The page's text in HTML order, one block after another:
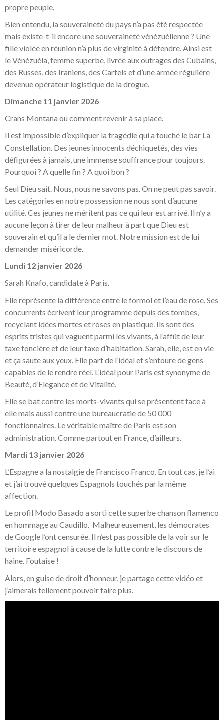
propre peuple.
Bien entendu, la souveraineté du pays n’a pas été respectée
mais existe-t-il encore une souveraineté vénézuélienne ? Une
fille violée en réunion n’a plus de virginité à défendre. Ainsi est
le Vénézuéla, femme superbe, livrée aux outrages des Cubains,
des Russes, des Iraniens, des Cartels et d’une armée régulière
devenue opérateur logistique de la drogue.
Dimanche 11 janvier 2026
Crans Montana ou comment revenir à sa place.
Il est impossible d’expliquer la tragédie qui a touché le bar La
Constellation. Des jeunes innocents déchiquetés, des vies
défigurées à jamais, une immense souffrance pour toujours.
Pourquoi ? A quelle fin ? A quoi bon ?
Seul Dieu sait. Nous, nous ne savons pas. On ne peut pas savoir.
Les catégories en notre possession ne nous sont d’aucune
utilité. Ces jeunes ne méritent pas ce qui leur est arrivé. Il n’y a
aucune leçon à tirer de leur malheur à part que Dieu est
souverain et qu’il a le dernier mot. Notre mission est de lui
demander miséricorde.
Lundi 12 janvier 2026
Sarah Knafo, candidate à Paris.
Elle représente la différence entre le formol et l’eau de rose. Ses
concurrents écrivent leur programme depuis des tombes,
recyclant idées mortes et roses en plastique. Ils sont des
esprits tristes qui vaguent parmi les vivants, à l’affût de leur
taxe foncière et de leur taxe d’habitation. Sarah, elle, est en vie
et ça saute aux yeux. Elle part de l’idéal et s’entoure de gens
capables de le rendre réel. L’idéal pour Paris est synonyme de
Beauté, d’Elegance et de Vitalité.
Elle se bat contre les morts-vivants qui se présentent face à
elle mais aussi contre une bureaucratie de 50 000
fonctionnaires. Le véritable maître de Paris est son
administration. Comme partout en France, d’ailleurs.
Mardi 13 janvier 2026
L’Espagne a la nostalgie de Francisco Franco. En tout cas, je l’ai
et j’ai trouvé quelques Espagnols touchés par la même
affection.
Le profil Modo Basado a sorti cette superbe chanson flamenco
en hommage au Caudillo. Malheureusement, les démocrates
de Google l’ont censurée. Il n’est pas possible de la voir sur le
territoire espagnol à cause de la lutte contre le discours de
haine. Foutaise !
Alors, en guise de droit d’honneur, je partage cette vidéo et
j’aimerais tellement pouvoir faire plus.